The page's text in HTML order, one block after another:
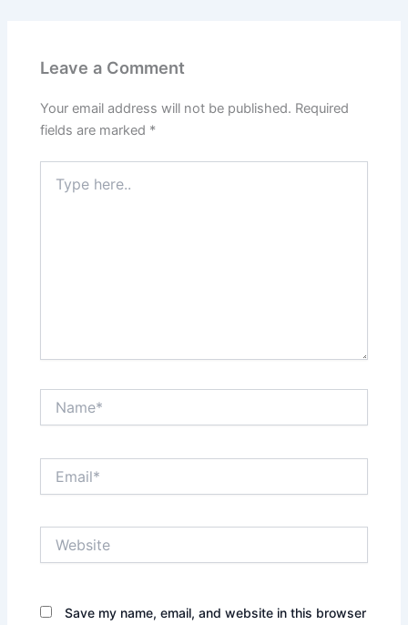
Leave a Comment
Your email address will not be published. Required
fields are marked *
here..
Save my name, email, and website in this browser